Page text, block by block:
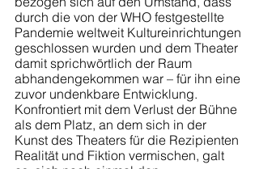
durch die von der WHO festgestellte
Pandemie weltweit Kultureinrichtungen
geschlossen wurden und dem Theater
damit sprichwörtlich der Raum
abhandengekommen war – für ihn eine
zuvor undenkbare Entwicklung.
Konfrontiert mit dem Verlust der Bühne
als dem Platz, an dem sich in der
Kunst des Theaters für die Rezipienten
Realität und Fiktion vermischen, galt